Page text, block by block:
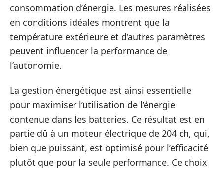
consommation d’énergie. Les mesures réalisées
en conditions idéales montrent que la
température extérieure et d’autres paramètres
peuvent influencer la performance de
l’autonomie.
La gestion énergétique est ainsi essentielle
pour maximiser l’utilisation de l’énergie
contenue dans les batteries. Ce résultat est en
partie dû à un moteur électrique de 204 ch, qui,
bien que puissant, est optimisé pour l’efficacité
plutôt que pour la seule performance. Ce choix